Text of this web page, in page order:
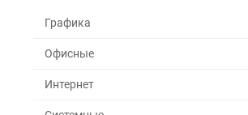
Графика
Офисные
Интернет